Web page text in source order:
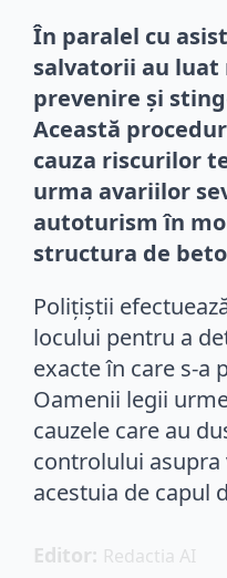
În paralel cu
salvatorii au luat
prevenire și
Această
cauza riscurilor
urma avariilor
autoturism în
structura de
Polițiștii
locului pentru a
exacte în care s-a
Oamenii legii
cauzele care au
controlului asupra
acestuia de capul
Editor: Redactia AI